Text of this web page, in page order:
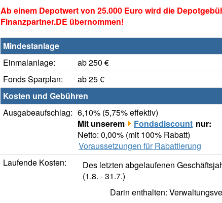
Ab einem Depotwert von 25.000 Euro wird die
Finanzpartner.DE übernommen!
Mindestanlage
Einmalanlage:
ab 250 €
Fonds Sparplan:
ab 25 €
Kosten und Gebühren
Ausgabeaufschlag: 6,10% (5,75% effektiv)
Mit unserem
Fondsdiscount nur:
Netto: 0,00% (mit 100% Rabatt)
Voraussetzungen für Rabattierung
Laufende Kosten:
Des letzten abgelaufenen
(1.8. - 31.7.)
Darin enthalten: